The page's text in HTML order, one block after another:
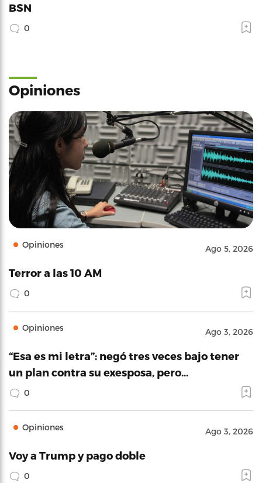
BSN
0
Opiniones
Opiniones Ago 5, 2026
Terror a las 10 AM
0
Opiniones Ago 3, 2026
“Esa es mi letra”: negó tres veces bajo tener
un plan contra su exesposa, pero…
0
Opiniones Ago 3, 2026
Voy a Trump y pago doble
0